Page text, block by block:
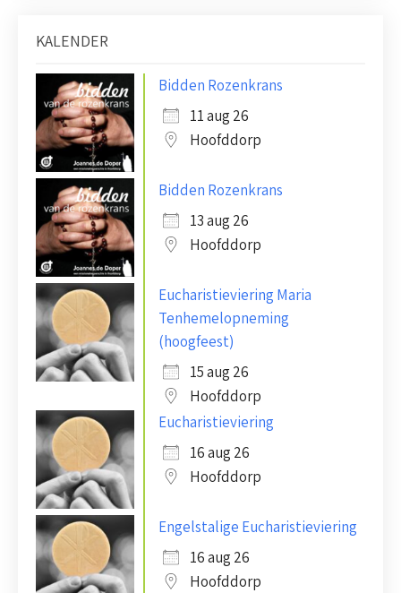
KALENDER
Bidden Rozenkrans
11 aug 26
Hoofddorp
Bidden Rozenkrans
13 aug 26
Hoofddorp
Eucharistieviering Maria
Tenhemelopneming
(hoogfeest)
15 aug 26
Hoofddorp
Eucharistieviering
16 aug 26
Hoofddorp
Engelstalige Eucharistieviering
16 aug 26
Hoofddorp